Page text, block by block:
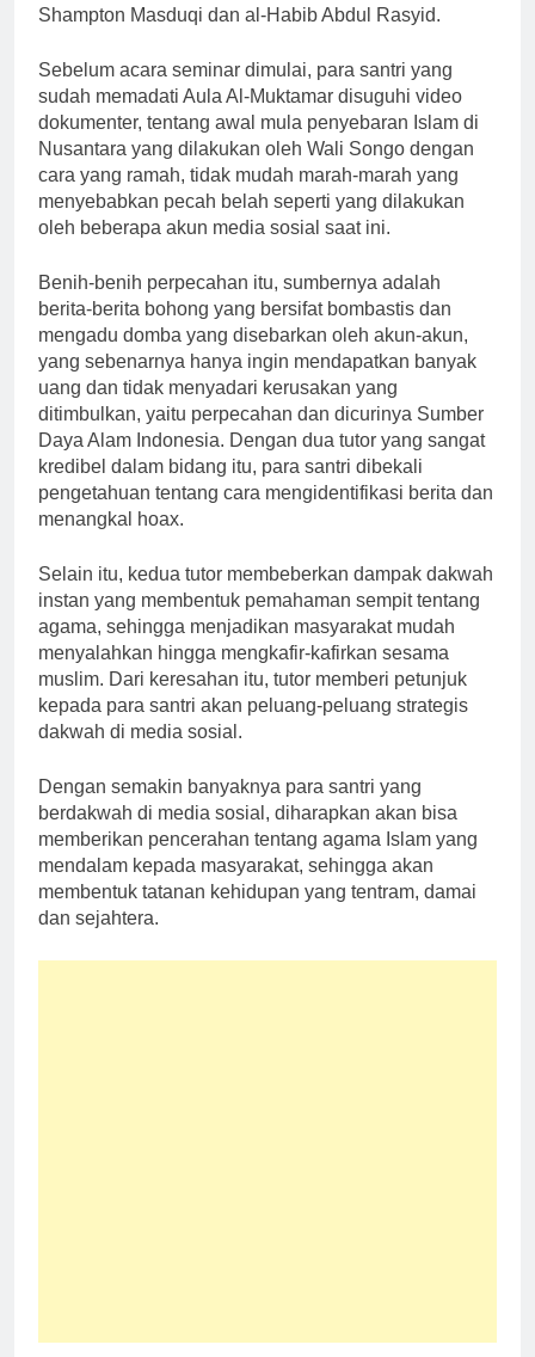
Shampton Masduqi dan al-Habib Abdul Rasyid.
Sebelum acara seminar dimulai, para santri yang
sudah memadati Aula Al-Muktamar disuguhi video
dokumenter, tentang awal mula penyebaran Islam di
Nusantara yang dilakukan oleh Wali Songo dengan
cara yang ramah, tidak mudah marah-marah yang
menyebabkan pecah belah seperti yang dilakukan
oleh beberapa akun media sosial saat ini.
Benih-benih perpecahan itu, sumbernya adalah
berita-berita bohong yang bersifat bombastis dan
mengadu domba yang disebarkan oleh akun-akun,
yang sebenarnya hanya ingin mendapatkan banyak
uang dan tidak menyadari kerusakan yang
ditimbulkan, yaitu perpecahan dan dicurinya Sumber
Daya Alam Indonesia. Dengan dua tutor yang sangat
kredibel dalam bidang itu, para santri dibekali
pengetahuan tentang cara mengidentifikasi berita dan
menangkal hoax.
Selain itu, kedua tutor membeberkan dampak dakwah
instan yang membentuk pemahaman sempit tentang
agama, sehingga menjadikan masyarakat mudah
menyalahkan hingga mengkafir-kafirkan sesama
muslim. Dari keresahan itu, tutor memberi petunjuk
kepada para santri akan peluang-peluang strategis
dakwah di media sosial.
Dengan semakin banyaknya para santri yang
berdakwah di media sosial, diharapkan akan bisa
memberikan pencerahan tentang agama Islam yang
mendalam kepada masyarakat, sehingga akan
membentuk tatanan kehidupan yang tentram, damai
dan sejahtera.